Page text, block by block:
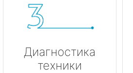
Диагностика
техники